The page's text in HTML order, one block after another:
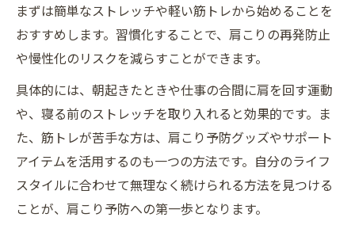
まずは簡単なストレッチや軽い筋トレから始めることを
おすすめします。習慣化することで、肩こりの再発防止
や慢性化のリスクを減らすことができます。
具体的には、朝起きたときや仕事の合間に肩を回す運動
や、寝る前のストレッチを取り入れると効果的です。ま
た、筋トレが苦手な方は、肩こり予防グッズやサポート
アイテムを活用するのも一つの方法です。自分のライフ
スタイルに合わせて無理なく続けられる方法を見つける
ことが、肩こり予防への第一歩となります。